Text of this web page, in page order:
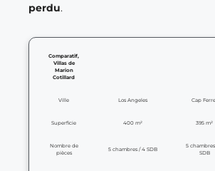
perdu.
Comparatif,
Villas de
Marion
Cotillard
Ville Los Angeles Cap
Superficie 400 m² 395 m²
Nombre de
pièces
5 chambres / 4 SDB
5
SDB